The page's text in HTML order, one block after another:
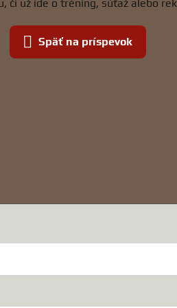
či už ide o tréning, súťaž alebo
Späť na príspevok